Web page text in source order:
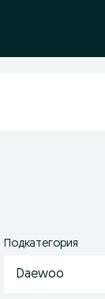
Подкатегория
Daewoo